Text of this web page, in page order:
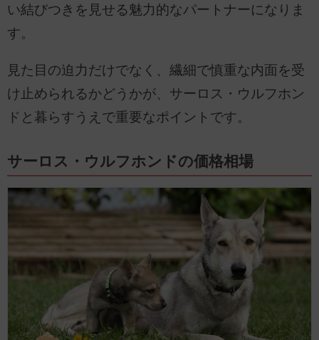
い結びつきを見せる魅力的なパートナーになりま
す。
見た目の迫力だけでなく、繊細で慎重な内面を受
け止められるかどうかが、サーロス・ウルフホン
ドと暮らすうえで重要なポイントです。
サーロス・ウルフホンドの価格相場